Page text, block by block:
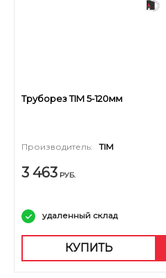
Труборез TIM 5-120мм
Производитель: TIM
3 463 РУБ.
удаленный склад
КУПИТЬ